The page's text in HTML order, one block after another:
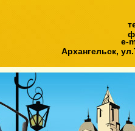
e-
Архангельск,